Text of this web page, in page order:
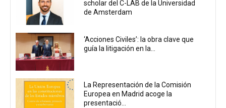
scholar del C-LAB de la Universidad
de Amsterdam
‘Acciones Civiles’: la obra clave que
guía la litigación en la...
La Representación de la Comisión
Europea en Madrid acoge la
presentació...